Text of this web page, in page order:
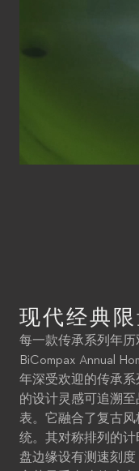
现代经典限
每一款传承系列年
BiCompax Annual
年深受欢迎的传承
的设计灵感可追溯
表。它融合了复古
统。其对称排列的
盘边缘设有测速刻